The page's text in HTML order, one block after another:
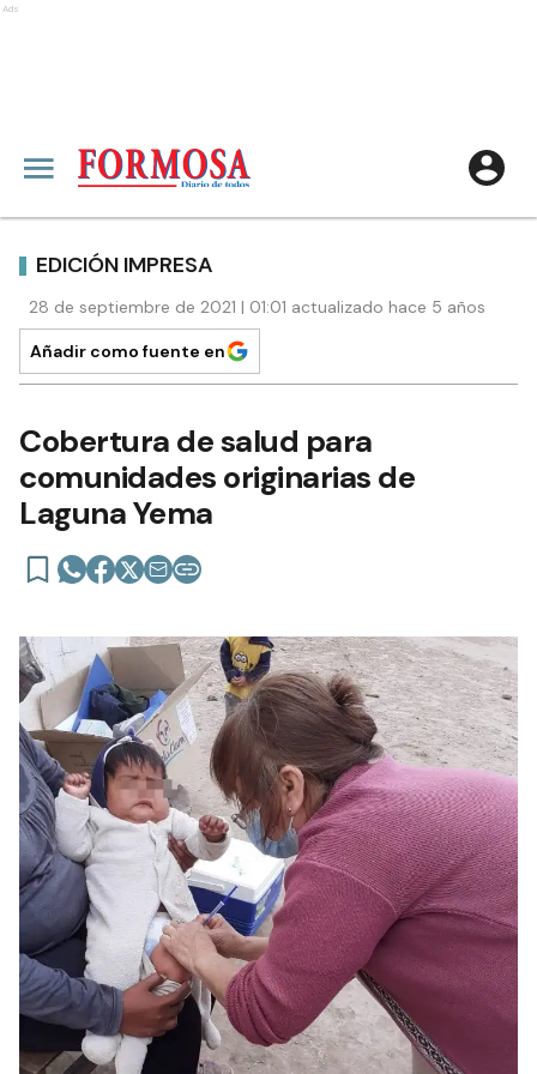
Ads
EDICIÓN IMPRESA
28 de septiembre de 2021 | 01:01 actualizado hace 5 años
Añadir como fuente en
Cobertura de salud para
comunidades originarias de
Laguna Yema